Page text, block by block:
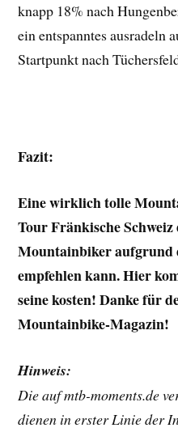
knapp 18% nach
ein entspanntes ausradeln
Startpunkt nach
Fazit:
Eine wirklich tolle
Tour Fränkische
Mountainbiker aufgrund
empfehlen kann. Hier
seine kosten! Danke für
Mountainbike-Magazin!
Hinweis:
Die auf mtb-moments.de
dienen in erster Linie der